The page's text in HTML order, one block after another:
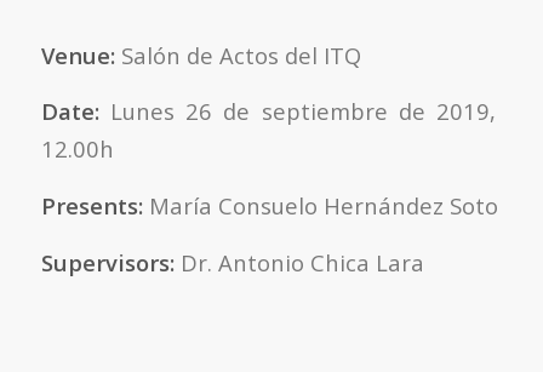
Venue: Salón de Actos del ITQ
Date: Lunes 26 de septiembre de 2019,
12.00h
Presents: María Consuelo Hernández Soto
Supervisors: Dr. Antonio Chica Lara